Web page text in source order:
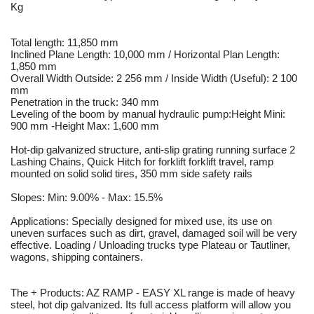
Kg
Total length: 11,850 mm
Inclined Plane Length: 10,000 mm / Horizontal Plan Length:
1,850 mm
Overall Width Outside: 2 256 mm / Inside Width (Useful): 2 100
mm
Penetration in the truck: 340 mm
Leveling of the boom by manual hydraulic pump:Height Mini:
900 mm -Height Max: 1,600 mm
Hot-dip galvanized structure, anti-slip grating running surface 2
Lashing Chains, Quick Hitch for forklift forklift travel, ramp
mounted on solid solid tires, 350 mm side safety rails
Slopes: Min: 9.00% - Max: 15.5%
Applications: Specially designed for mixed use, its use on
uneven surfaces such as dirt, gravel, damaged soil will be very
effective. Loading / Unloading trucks type Plateau or Tautliner,
wagons, shipping containers.
The + Products: AZ RAMP - EASY XL range is made of heavy
steel, hot dip galvanized. Its full access platform will allow you